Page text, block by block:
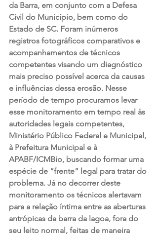
da Barra, em conjunto com a Defesa
Civil do Município, bem como do
Estado de SC. Foram inúmeros
registros fotográficos comparativos e
acompanhamentos de técnicos
competentes visando um diagnóstico
mais preciso possível acerca da causas
e influências dessa erosão. Nesse
período de tempo procuramos levar
esse monitoramento em tempo real às
autoridades legais competentes,
Ministério Público Federal e Municipal,
à Prefeitura Municipal e à
APABF/ICMBio, buscando formar uma
espécie de “frente” legal para tratar do
problema. Já no decorrer deste
monitoramento os técnicos alertavam
para a relação íntima entre as aberturas
antrópicas da barra da lagoa, fora do
seu leito normal, feitas de maneira